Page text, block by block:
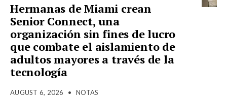
Hermanas de Miami crean
Senior Connect, una
organización sin fines de lucro
que combate el aislamiento de
adultos mayores a través de la
tecnología
AUGUST 6, 2026 • NOTAS